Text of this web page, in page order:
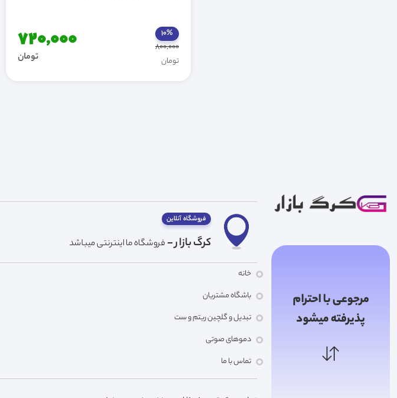
10%
800,000
تومان
720,000
تومان
مرجوعی با احترام
پذیرفته میشود
فروشگاه آنلاین
کرگ بازار - فروشگاه ما اینترنتی میباشد
خانه
باشگاه مشتریان
تبدیل و گلچین ریتم و ست
دموهای صوتی
تماس با ما